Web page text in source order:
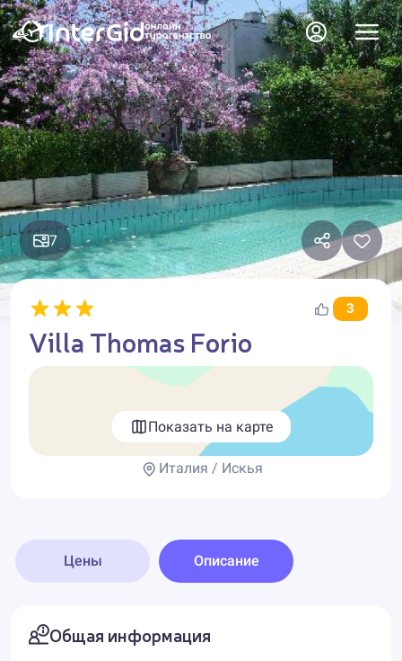
7
3
Villa Thomas Forio
Показать на карте
Италия / Искья
Цены Описание
Общая информация